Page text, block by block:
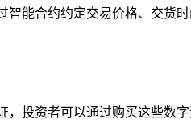
能合约约定交易价格、交货
投资者可以通过购买这些数